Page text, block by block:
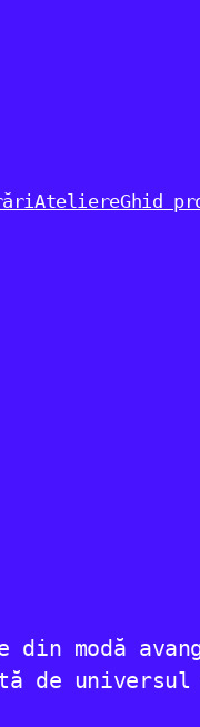
AteliereGhid
modă
de universul